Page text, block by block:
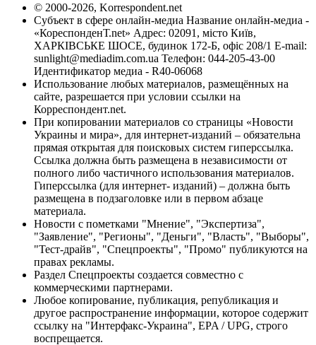
© 2000-2026, Korrespondent.net
Субъект в сфере онлайн-медиа Название онлайн-медиа -
«КореспонденТ.net» Адрес: 02091, місто Київ,
ХАРКІВСЬКЕ ШОСЕ, будинок 172-Б, офіс 208/1 E-mail:
sunlight@mediadim.com.ua Телефон: 044-205-43-00
Идентификатор медиа - R40-06068
Использование любых материалов, размещённых на
сайте, разрешается при условии ссылки на
Корреспондент.net.
При копировании материалов со страницы «Новости
Украины и мира», для интернет-изданий – обязательна
прямая открытая для поисковых систем гиперссылка.
Ссылка должна быть размещена в независимости от
полного либо частичного использования материалов.
Гиперссылка (для интернет- изданий) – должна быть
размещена в подзаголовке или в первом абзаце
материала.
Новости с пометками "Мнение", "Экспертиза",
"Заявление", "Регионы", "Деньги", "Власть", "Выборы",
"Тест-драйв", "Спецпроекты", "Промо" публикуются на
правах рекламы.
Раздел Спецпроекты создается совместно с
коммерческими партнерами.
Любое копирование, публикация, републикация и
другое распространение информации, которое содержит
ссылку на "Интерфакс-Украина", EPA / UPG, строго
воспрещается.